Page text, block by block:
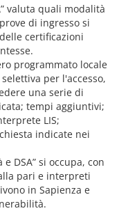
valuta quali modalità
di ingresso si
certificazioni
programmato locale
per l'accesso,
una serie di
tempi aggiuntivi;
LIS;
indicate nei
DSA” si occupa, con
pari e interpreti
in Sapienza e